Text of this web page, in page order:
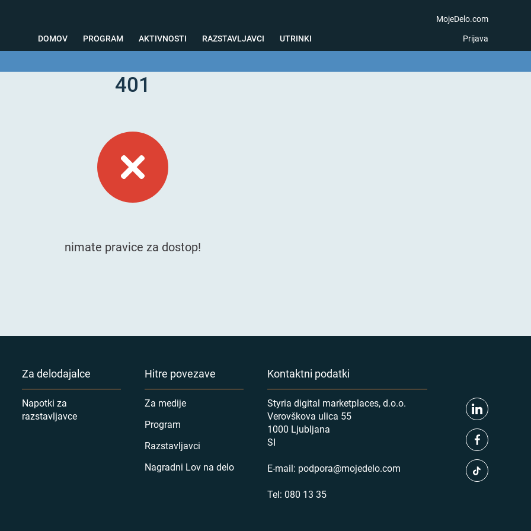
DOMOV PROGRAM AKTIVNOSTI
Testiranja
RAZSTAVLJAVCI UTRINKI
MojeDelo.com
Prijava
401
nimate pravice za dostop!
Za delodajalce
Napotki za
razstavljavce
Hitre povezave
Za medije
Program
Razstavljavci
Nagradni Lov na delo
Kontaktni podatki
Styria digital marketplaces, d.o.o.
Verovškova ulica 55
1000 Ljubljana
SI
E-mail: podpora@mojedelo.com
Tel: 080 13 35